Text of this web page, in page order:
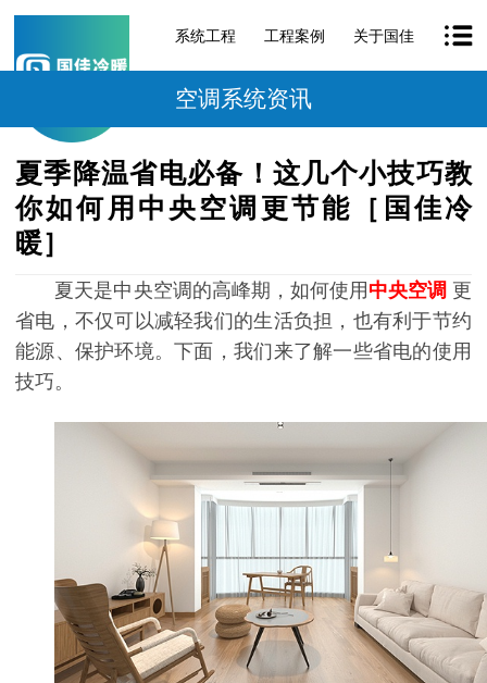
系统工程 工程案例 关于国佳
空调系统资讯
夏季降温省电必备！这几个小技巧教
你如何用中央空调更节能［国佳冷
暖］
夏天是中央空调的高峰期，如何使用 中央空调 更
省电，不仅可以减轻我们的生活负担，也有利于节约
能源、保护环境。下面，我们来了解一些省电的使用
技巧。